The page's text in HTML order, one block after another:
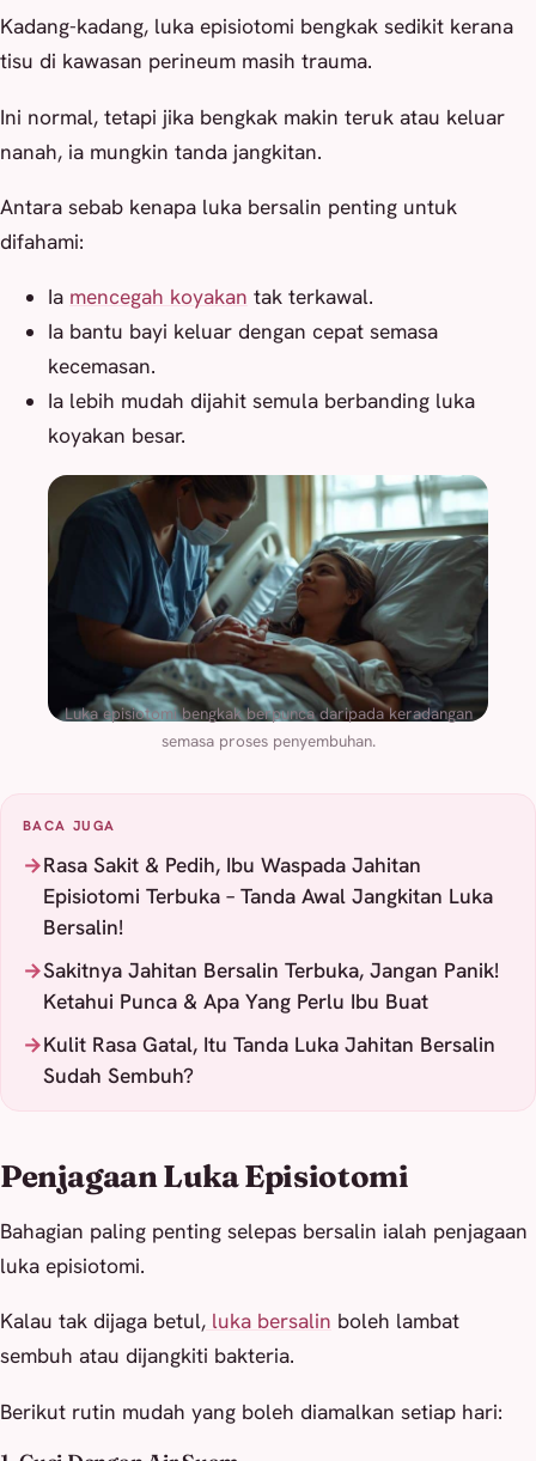
Kadang-kadang, luka episiotomi bengkak sedikit kerana
tisu di kawasan perineum masih trauma.
Ini normal, tetapi jika bengkak makin teruk atau keluar
nanah, ia mungkin tanda jangkitan.
Antara sebab kenapa luka bersalin penting untuk
difahami:
Ia mencegah koyakan tak terkawal.
Ia bantu bayi keluar dengan cepat semasa
kecemasan.
Ia lebih mudah dijahit semula berbanding luka
koyakan besar.
Luka episiotomi bengkak berpunca daripada keradangan
semasa proses penyembuhan.
BACA JUGA
Rasa Sakit & Pedih, Ibu Waspada Jahitan
Episiotomi Terbuka – Tanda Awal Jangkitan Luka
Bersalin!
Sakitnya Jahitan Bersalin Terbuka, Jangan Panik!
Ketahui Punca & Apa Yang Perlu Ibu Buat
Kulit Rasa Gatal, Itu Tanda Luka Jahitan Bersalin
Sudah Sembuh?
Penjagaan Luka Episiotomi
Bahagian paling penting selepas bersalin ialah penjagaan
luka episiotomi.
Kalau tak dijaga betul, luka bersalin boleh lambat
sembuh atau dijangkiti bakteria.
Berikut rutin mudah yang boleh diamalkan setiap hari: